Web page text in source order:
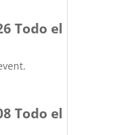
Todo el
Todo el